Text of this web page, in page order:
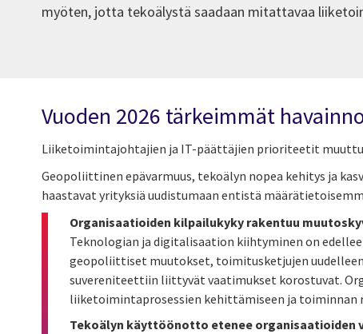
myöten, jotta tekoälystä saadaan mitattavaa
Vuoden 2026 tärkeimmät
Liiketoimintajohtajien ja IT-päättäjien prioriteetit
Geopoliittinen epävarmuus, tekoälyn nopea kehitys ja
haastavat yrityksiä uudistumaan entistä
Organisaatioiden kilpailukyky rakentuu
Teknologian ja digitalisaation kiihtyminen on
geopoliittiset muutokset, toimitusketjujen
suvereniteettiin liittyvät vaatimukset korostuvat.
liiketoimintaprosessien kehittämiseen ja toiminnan
Tekoälyn käyttöönotto etenee organisaatioiden